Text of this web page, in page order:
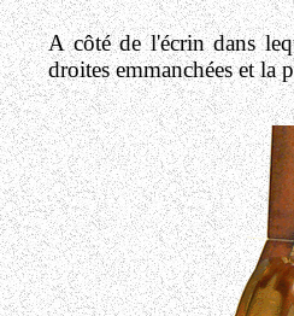
A côté de l'écrin dans
droites emmanchées et